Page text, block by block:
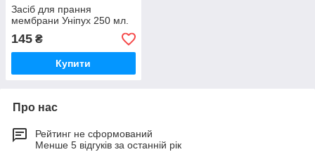
Засіб для прання
мембрани Уніпух 250 мл.
145 ₴
Купити
Про нас
Рейтинг не сформований
Менше 5 відгуків за останній рік